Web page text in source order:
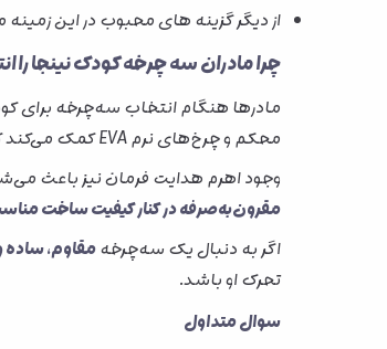
از دیگر گزینه های محبوب در این
چرا مادران سه چرخه کودک نینجا را
مادرها هنگام انتخاب سه‌چرخه برای
محکم و چرخ‌های نرم EVA کمک می‌کند کودک تجربه‌ای راحت‌تر از بازی و حرکت داشته باشد.
وجود اهرم هدایت فرمان نیز باعث
مقرون‌به‌صرفه در کنار کیفیت ساخت
اگر به دنبال یک سه‌چرخهمقاوم، ساده
تحرک او باشد.
سوال متداول